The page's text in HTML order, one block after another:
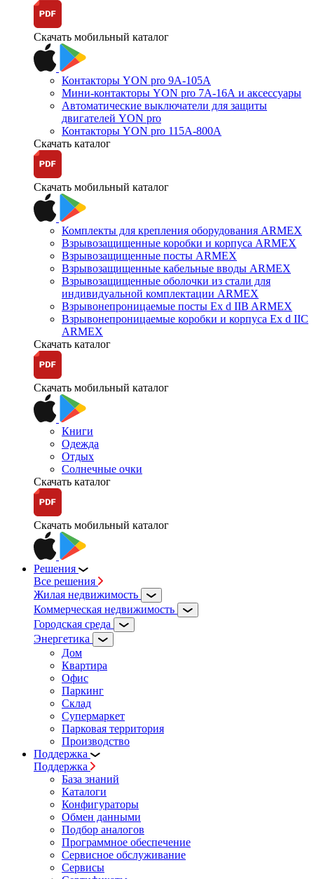
Скачать мобильный каталог
Контакторы YON pro 9А-105А
Мини-контакторы YON pro 7А-16А и аксессуары
Автоматические выключатели для защиты
двигателей YON pro
Контакторы YON pro 115А-800А
Скачать каталог
Скачать мобильный каталог
Комплекты для крепления оборудования ARMEX
Взрывозащищенные коробки и корпуса ARMEX
Взрывозащищенные посты ARMEX
Взрывозащищенные кабельные вводы ARMEX
Взрывозащищенные оболочки из стали для
индивидуальной комплектации ARMEX
Взрывонепроницаемые посты Ex d IIB ARMEX
Взрывонепроницаемые коробки и корпуса Ex d IIС
ARMEX
Скачать каталог
Скачать мобильный каталог
Книги
Одежда
Отдых
Солнечные очки
Скачать каталог
Скачать мобильный каталог
Решения
Все решения
Жилая недвижимость
Коммерческая недвижимость
Городская среда
Энергетика
Дом
Квартира
Офис
Паркинг
Склад
Супермаркет
Парковая территория
Производство
Поддержка
Поддержка
База знаний
Каталоги
Конфигураторы
Обмен данными
Подбор аналогов
Программное обеспечение
Сервисное обслуживание
Сервисы